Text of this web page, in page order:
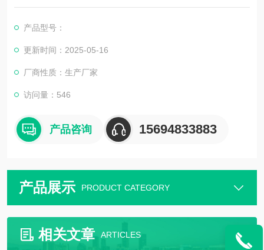
电镀、纺织等多个领域，需根据具体环境需求选择适配型号。
产品型号：
更新时间：2025-05-16
厂商性质：生产厂家
访问量：546
产品咨询 15694833883
产品展示 PRODUCT CATEGORY
相关文章 ARTICLES